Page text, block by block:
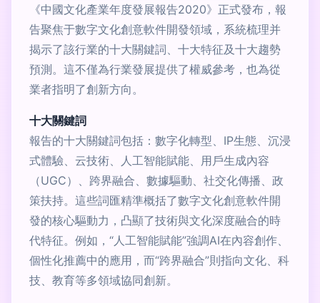
《中國文化產業年度發展報告2020》正式發布，報
告聚焦于數字文化創意軟件開發領域，系統梳理并
揭示了該行業的十大關鍵詞、十大特征及十大趨勢
預測。這不僅為行業發展提供了權威參考，也為從
業者指明了創新方向。
十大關鍵詞
報告的十大關鍵詞包括：數字化轉型、IP生態、沉浸
式體驗、云技術、人工智能賦能、用戶生成內容
（UGC）、跨界融合、數據驅動、社交化傳播、政
策扶持。這些詞匯精準概括了數字文化創意軟件開
發的核心驅動力，凸顯了技術與文化深度融合的時
代特征。例如，“人工智能賦能”強調AI在內容創作、
個性化推薦中的應用，而“跨界融合”則指向文化、科
技、教育等多領域協同創新。